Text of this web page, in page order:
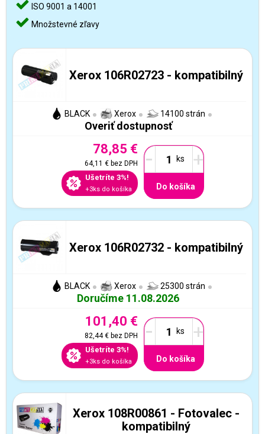
ISO 9001 a 14001
Množstevné zľavy
Xerox 106R02723 - kompatibilný
BLACK Xerox 14100 strán
Overiť dostupnosť
78,85 €
64,11 €bez DPH
Ušetríte 3%!
+3ks do košíka
- +
Do košíka
Xerox 106R02732 - kompatibilný
BLACK Xerox 25300 strán
Doručíme 11.08.2026
101,40 €
82,44 €bez DPH
Ušetríte 3%!
+3ks do košíka
- +
Do košíka
Xerox 108R00861 - Fotovalec -
kompatibilný